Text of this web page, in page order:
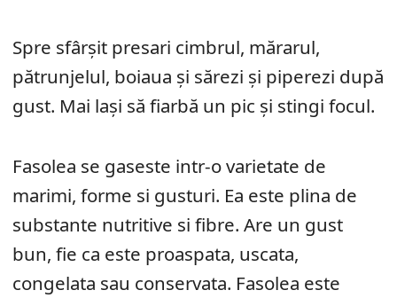
Spre sfârșit presari cimbrul, mărarul,
pătrunjelul, boiaua și sărezi și piperezi după
gust. Mai lași să fiarbă un pic și stingi focul.
Fasolea se gaseste intr-o varietate de
marimi, forme si gusturi. Ea este plina de
substante nutritive si fibre. Are un gust
bun, fie ca este proaspata, uscata,
congelata sau conservata. Fasolea este